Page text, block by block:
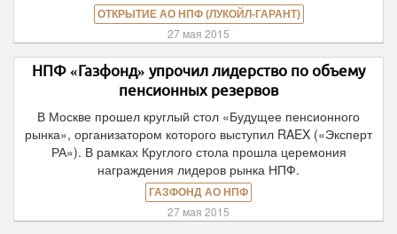
ОТКРЫТИЕ АО НПФ (ЛУКОЙЛ-ГАРАНТ)
27 мая 2015
НПФ «Газфонд» упрочил лидерство по объему
пенсионных резервов
В Москве прошел круглый стол «Будущее пенсионного
рынка», организатором которого выступил RAEX («Эксперт
РА»). В рамках Круглого стола прошла церемония
награждения лидеров рынка НПФ.
ГАЗФОНД АО НПФ
27 мая 2015